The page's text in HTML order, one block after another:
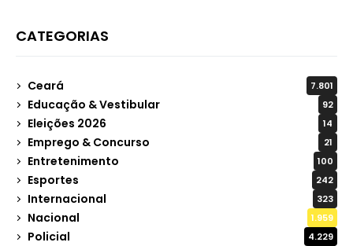
CATEGORIAS
Ceará 7.801
Educação & Vestibular 92
Eleições 2026 14
Emprego & Concurso 21
Entretenimento 100
Esportes 242
Internacional 323
Nacional 1.959
Policial 4.229